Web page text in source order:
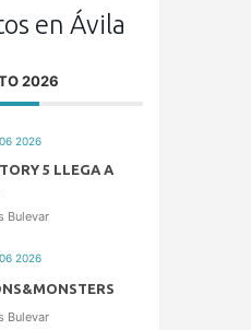
en Ávila
2026
2026
5 LLEGA A
Bulevar
2026
Bulevar